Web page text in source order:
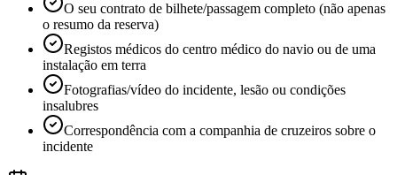
O seu contrato de bilhete/passagem completo (não apenas
o resumo da reserva)
Registos médicos do centro médico do navio ou de uma
instalação em terra
Fotografias/vídeo do incidente, lesão ou condições
insalubres
Correspondência com a companhia de cruzeiros sobre o
incidente